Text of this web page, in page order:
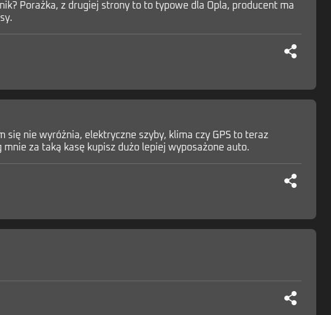
Porażka, z drugiej strony to to typowe dla Opla, producent ma
się nie wyróżnia, elektryczne szyby, klima czy GPS to teraz
za taką kasę kupisz dużo lepiej wyposażone auto.